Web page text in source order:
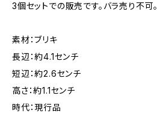
3個セットでの販売です。バラ売り不可。
素材：ブリキ
長辺：約4.1センチ
短辺：約2.6センチ
高さ：約1.1センチ
時代：現行品